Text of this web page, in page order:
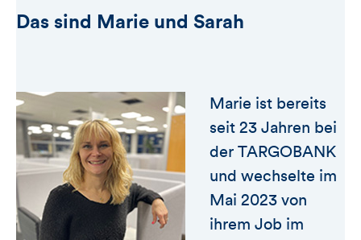
dieses
Das sind Marie und Sarah
Marie ist bereits
seit 23 Jahren bei
der TARGOBANK
und wechselte im
Mai 2023 von
ihrem Job im